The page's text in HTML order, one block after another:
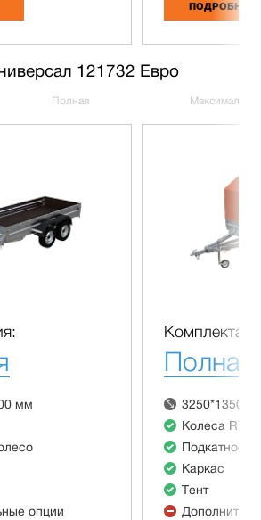
ПОДРОБНЕЕ
121732 Евро
Полная Максимальная
мм
опции
Полная
Колеса R13
Подкатное
Каркас
Тент